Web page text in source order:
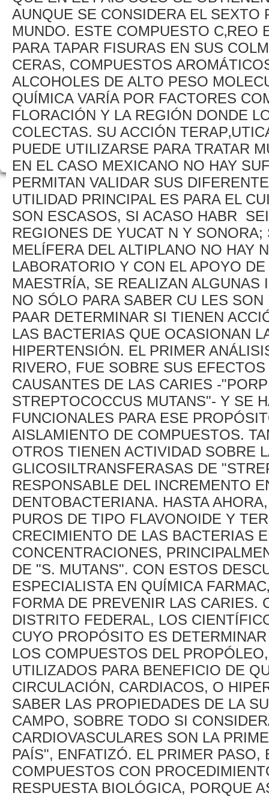
AUNQUE SE CONSIDERA EL SEXTO
MUNDO. ESTE COMPUESTO
PARA TAPAR FISURAS EN SUS
CERAS, COMPUESTOS
ALCOHOLES DE ALTO PESO
QUÍMICA VARÍA POR FACTORES
FLORACIÓN Y LA REGIÓN DONDE
COLECTAS. SU ACCIÓN
PUEDE UTILIZARSE PARA TRATAR
EN EL CASO MEXICANO NO HAY
PERMITAN VALIDAR SUS
UTILIDAD PRINCIPAL ES PARA EL
SON ESCASOS, SI ACASO HABR
REGIONES DE YUCAT N Y
MELÍFERA DEL ALTIPLANO NO HAY
LABORATORIO Y CON EL APOYO
MAESTRÍA, SE REALIZAN
NO SÓLO PARA SABER CU LES
PAAR DETERMINAR SI TIENEN
LAS BACTERIAS QUE OCASIONAN
HIPERTENSIÓN. EL PRIMER
RIVERO, FUE SOBRE SUS
CAUSANTES DE LAS CARIES -
STREPTOCOCCUS MUTANS"- Y SE
FUNCIONALES PARA ESE
AISLAMIENTO DE COMPUESTOS.
OTROS TIENEN ACTIVIDAD SOBRE
GLICOSILTRANSFERASAS DE
RESPONSABLE DEL INCREMENTO
DENTOBACTERIANA. HASTA
PUROS DE TIPO FLAVONOIDE Y
CRECIMIENTO DE LAS BACTERIAS
CONCENTRACIONES,
DE "S. MUTANS". CON ESTOS
ESPECIALISTA EN QUÍMICA
FORMA DE PREVENIR LAS CARIES.
DISTRITO FEDERAL, LOS
CUYO PROPÓSITO ES
LOS COMPUESTOS DEL
UTILIZADOS PARA BENEFICIO DE
CIRCULACIÓN, CARDIACOS, O
SABER LAS PROPIEDADES DE LA
CAMPO, SOBRE TODO SI
CARDIOVASCULARES SON LA
PAÍS", ENFATIZÓ. EL PRIMER
COMPUESTOS CON
RESPUESTA BIOLÓGICA, PORQUE